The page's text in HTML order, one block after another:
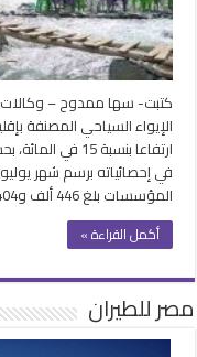
كتبت- سها ممدوح –
ارتفاعا بنسبة
في إحصائياته برسم شهر
المؤسسات بلغ 446 ألف و404 ليلة …
أكمل القراءة »
مصر للطيران